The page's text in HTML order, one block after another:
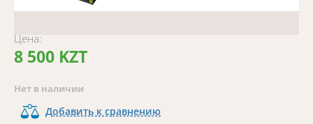
Цена:
8 500 KZT
Нет в наличии
Добавить к сравнению